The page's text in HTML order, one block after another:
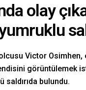
olay
Victor Osimhen,
bulundu.